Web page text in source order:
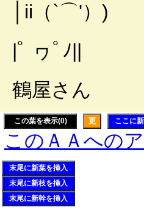
│ii（
|ﾟ ヮ
鶴屋
この葉を表示(0) 更 ここに
このＡＡへの
末尾に新葉を挿入
末尾に新枝を挿入
末尾に新幹を挿入